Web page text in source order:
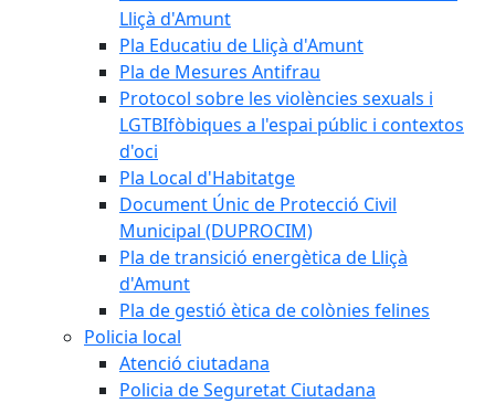
Lliçà d'Amunt
Pla Educatiu de Lliçà d'Amunt
Pla de Mesures Antifrau
Protocol sobre les violències sexuals i
LGTBIfòbiques a l'espai públic i contextos
d'oci
Pla Local d'Habitatge
Document Únic de Protecció Civil
Municipal (DUPROCIM)
Pla de transició energètica de Lliçà
d'Amunt
Pla de gestió ètica de colònies felines
Policia local
Atenció ciutadana
Policia de Seguretat Ciutadana